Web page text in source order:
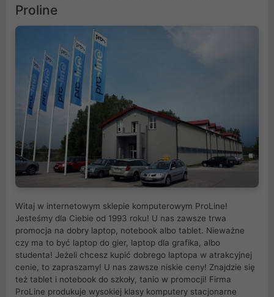
Proline
Witaj w internetowym sklepie komputerowym ProLine!
Jesteśmy dla Ciebie od 1993 roku! U nas zawsze trwa
promocja na dobry laptop, notebook albo tablet. Nieważne
czy ma to być laptop do gier, laptop dla grafika, albo
studenta! Jeżeli chcesz kupić dobrego laptopa w atrakcyjnej
cenie, to zapraszamy! U nas zawsze niskie ceny! Znajdzie się
też tablet i notebook do szkoły, tanio w promocji! Firma
ProLine produkuje wysokiej klasy komputery stacjonarne